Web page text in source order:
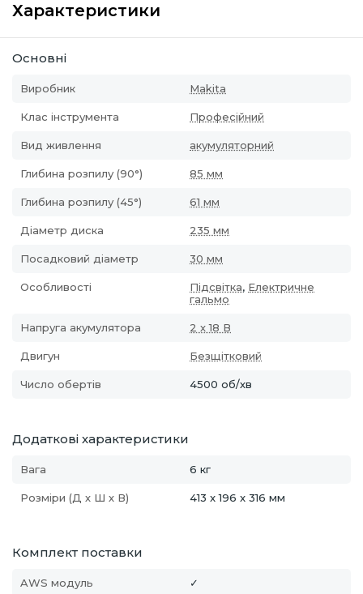
Характеристики
Основні
Виробник Makita
Клас інструмента Професійний
Вид живлення акумуляторний
Глибина розпилу (90°) 85 мм
Глибина розпилу (45°) 61 мм
Діаметр диска 235 мм
Посадковий діаметр 30 мм
Особливості Підсвітка, Електричне
гальмо
Напруга акумулятора 2 х 18 В
Двигун Безщітковий
Число обертів 4500 об/хв
Додаткові характеристики
Вага 6 кг
Розміри (Д х Ш х В) 413 x 196 x 316 мм
Комплект поставки
AWS модуль ✓